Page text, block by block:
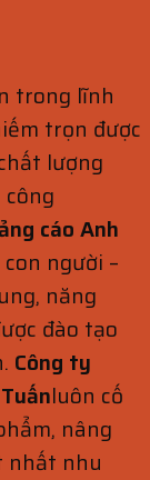
trong lĩnh
trọn được
lượng
cáo Anh
người –
năng
đào tạo
Công ty
luôn cố
nâng
nhất nhu